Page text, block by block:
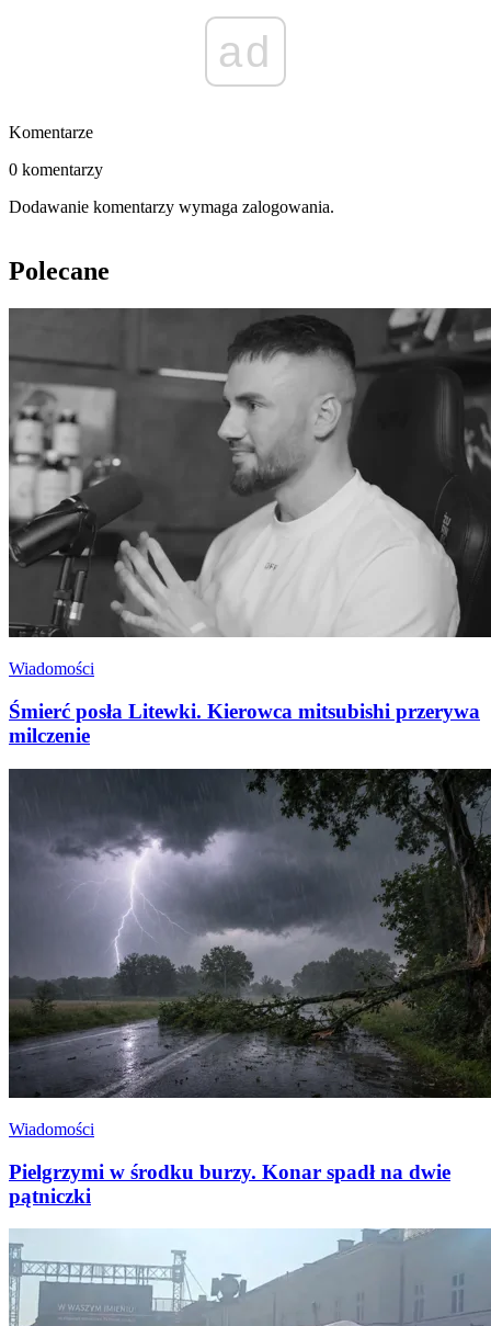
ad
Komentarze
0 komentarzy
Dodawanie komentarzy wymaga zalogowania.
Polecane
Wiadomości
Śmierć posła Litewki. Kierowca mitsubishi przerywa
milczenie
Wiadomości
Pielgrzymi w środku burzy. Konar spadł na dwie
pątniczki